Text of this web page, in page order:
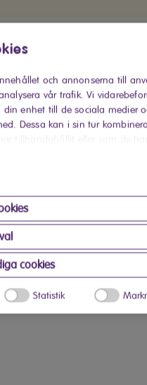
och annonserna till
vår trafik. Vi
enhet till de sociala medier
Dessa kan i sin tur
tillhandahållit eller som de
cookies
Statistik
Finns snart hos Elon
Hitta din närmaste Elon-